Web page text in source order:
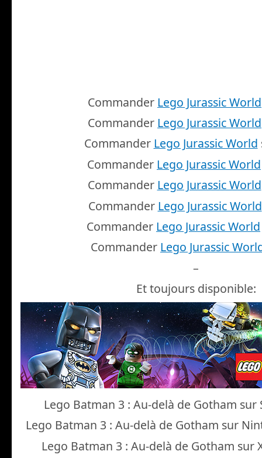
Commander Lego Jurassic World
Commander Lego Jurassic World
Commander Lego Jurassic World
Commander Lego Jurassic World
Commander Lego Jurassic World
Commander Lego Jurassic World
Commander Lego Jurassic World
Commander Lego Jurassic
–
Et toujours disponible:
Lego Batman 3 : Au-delà de Gotham sur
Lego Batman 3 : Au-delà de Gotham sur
Lego Batman 3 : Au-delà de Gotham sur